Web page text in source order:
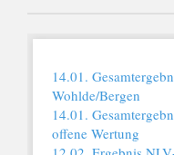
14.01.
Wohlde/Bergen
14.01.
offene Wertung